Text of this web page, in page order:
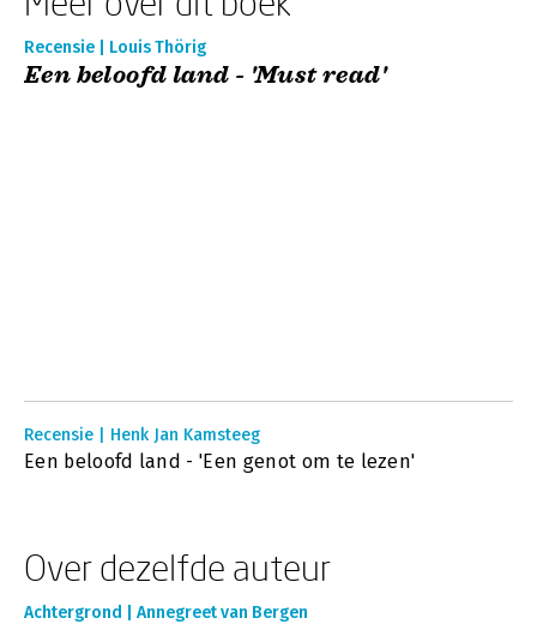
Recensie | Louis Thörig
Een beloofd land - 'Must read'
Recensie | Henk Jan Kamsteeg
Een beloofd land - 'Een genot om te lezen'
Over dezelfde auteur
Achtergrond | Annegreet van Bergen